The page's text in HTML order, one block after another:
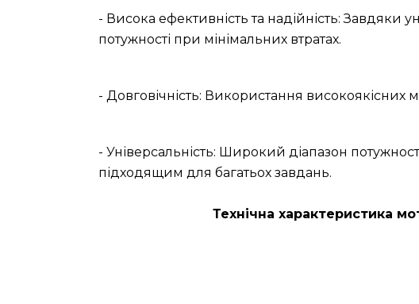
- Висока ефективність та надійність: Завдяки
потужності при мінімальних втратах.
- Довговічність: Використання високоякісних
- Універсальність: Широкий діапазон
підходящим для багатьох завдань.
Технічна характеристика